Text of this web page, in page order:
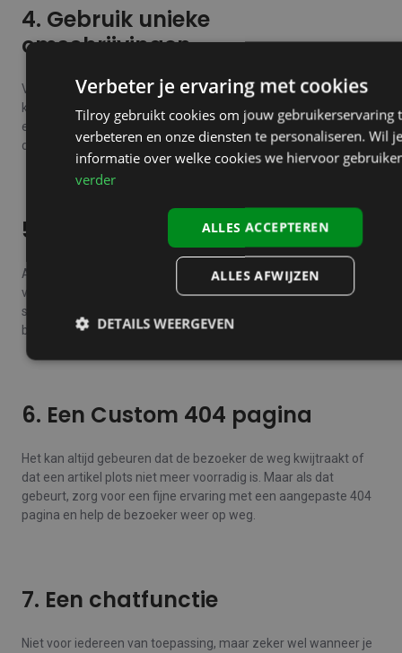
4. Gebruik unieke
omschrijvingen
Vermijd vooral het gebruik van enkel technische bullets met
kenmerken waar de gebruiker of de bezoeker van je webshop
eigenlijk niets aan heeft. Probeer hem te overtuigen zoals je
dat ook in je winkel zou doen en wees daar uniek in.
5. Snelheid
Afbeeldingen zijn vaak de grootste boosdoener voor
vertraging. Optimaliseer je afbeeldingen waar mogelijk. Hoe
sneller je webshop, hoe meer verkopen en hoe hoger de
bestelwaarde.
6. Een Custom 404 pagina
Het kan altijd gebeuren dat de bezoeker de weg kwijtraakt of
dat een artikel plots niet meer voorradig is. Maar als dat
gebeurt, zorg voor een fijne ervaring met een aangepaste 404
pagina en help de bezoeker weer op weg.
7. Een chatfunctie
Niet voor iedereen van toepassing, maar zeker wel wanneer je
Verbeter je ervaring met cookies
Tilroy gebruikt cookies om jouw gebruikerservaring
verbeteren en onze diensten te personaliseren. Wil
informatie over welke cookies we hiervoor
verder
ALLES ACCEPTEREN
ALLES AFWIJZEN
DETAILS WEERGEVEN